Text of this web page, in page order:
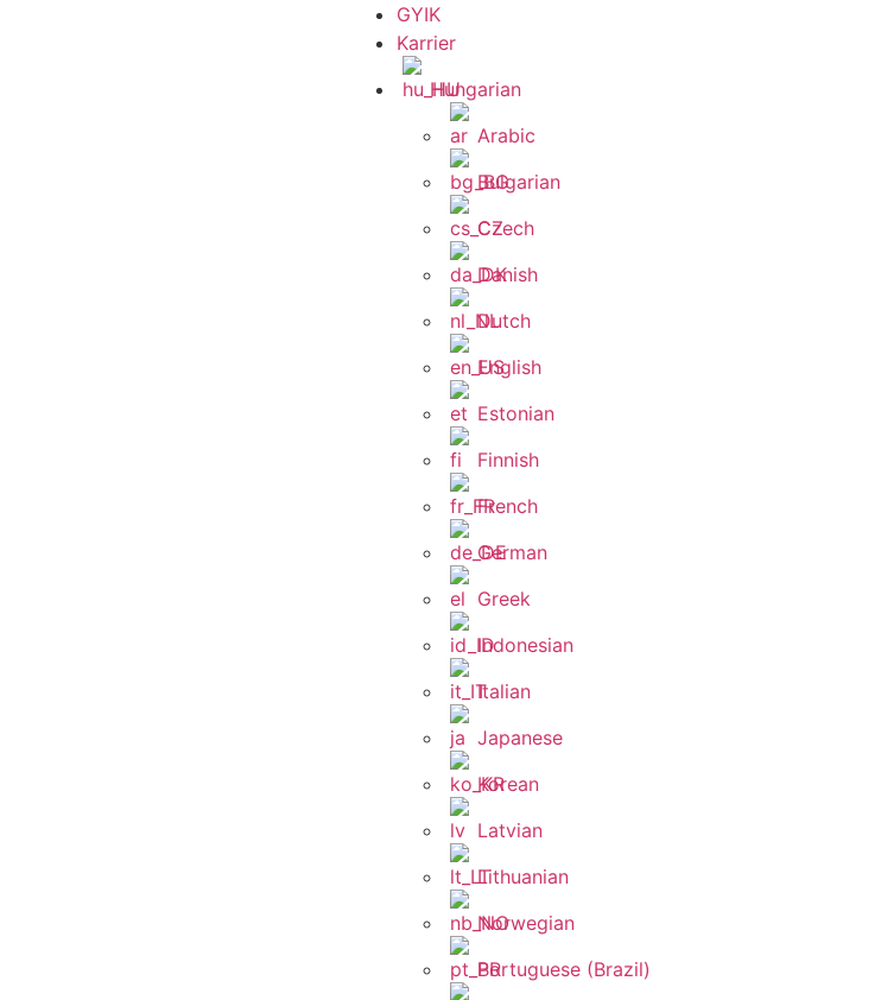
GYIK
Karrier
Hungarian
Arabic
Bulgarian
Czech
Danish
Dutch
English
Estonian
Finnish
French
German
Greek
Indonesian
Italian
Japanese
Korean
Latvian
Lithuanian
Norwegian
Portuguese (Brazil)